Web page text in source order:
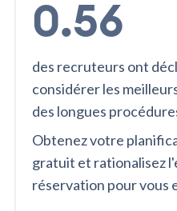
0.56
des recruteurs ont
considérer les
des longues
Obtenez votre
gratuit et rationalisez
réservation pour vous